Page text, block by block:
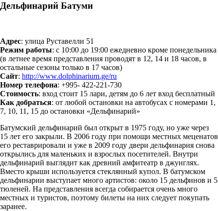
Дельфинарий Батуми
Адрес: улица Руставелли 51
Режим работы: с 10:00 до 19:00 ежедневно кроме понедельника
(в летнее время представления проводят в 12, 14 и 18 часов, в
остальные сезоны только в 17 часов)
Сайт: http://www.dolphinarium.ge/ru
Номер телефона: +995- 422-221-730
Стоимость: вход стоит 15 лари, детям до 6 лет вход бесплатный
Как добраться: от любой остановки на автобусах с номерами 1,
7, 10, 11, 15 до остановки «Дельфинарий»
Батумский дельфинарий был открыт в 1975 году, но уже через
15 лет его закрыли. В 2006 году при помощи местных меценатов
его реставрировали и уже в 2009 году двери дельфинария снова
открылись для маленьких и взрослых посетителей. Внутри
дельфинарий выглядит как древний амфитеатр в джунглях.
Вместо крыши используется стеклянный купол. В батумском
дельфинарии выступает много артистов: около 15 дельфинов и 5
тюленей. На представления всегда собирается очень много
местных и туристов, поэтому билеты на них следует покупать
заранее.